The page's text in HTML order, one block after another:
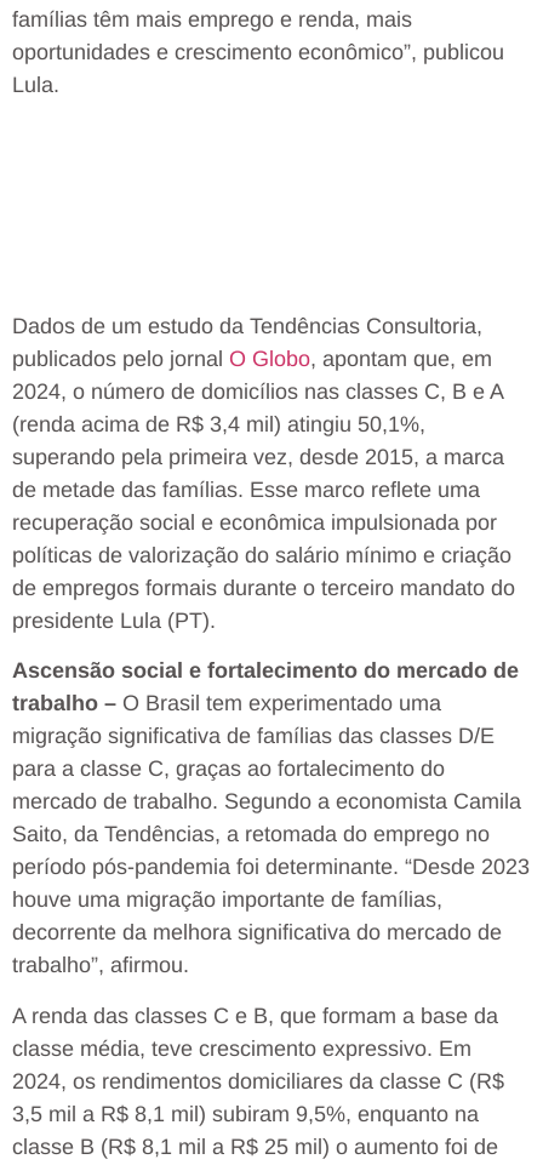
famílias têm mais emprego e renda, mais
oportunidades e crescimento econômico”, publicou
Lula.
Dados de um estudo da Tendências Consultoria,
publicados pelo jornal O Globo, apontam que, em
2024, o número de domicílios nas classes C, B e A
(renda acima de R$ 3,4 mil) atingiu 50,1%,
superando pela primeira vez, desde 2015, a marca
de metade das famílias. Esse marco reflete uma
recuperação social e econômica impulsionada por
políticas de valorização do salário mínimo e criação
de empregos formais durante o terceiro mandato do
presidente Lula (PT).
Ascensão social e fortalecimento do mercado de
trabalho – O Brasil tem experimentado uma
migração significativa de famílias das classes D/E
para a classe C, graças ao fortalecimento do
mercado de trabalho. Segundo a economista Camila
Saito, da Tendências, a retomada do emprego no
período pós-pandemia foi determinante. “Desde 2023
houve uma migração importante de famílias,
decorrente da melhora significativa do mercado de
trabalho”, afirmou.
A renda das classes C e B, que formam a base da
classe média, teve crescimento expressivo. Em
2024, os rendimentos domiciliares da classe C (R$
3,5 mil a R$ 8,1 mil) subiram 9,5%, enquanto na
classe B (R$ 8,1 mil a R$ 25 mil) o aumento foi de